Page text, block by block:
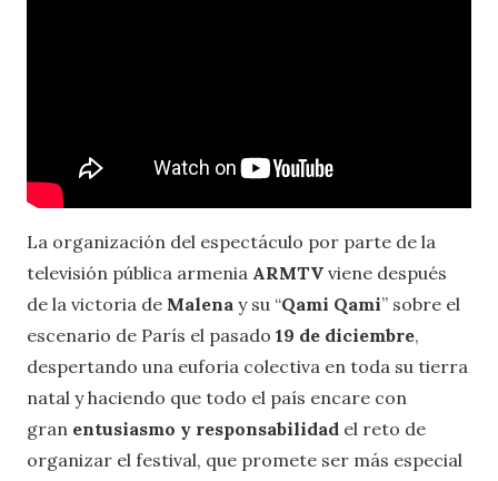
La organización del espectáculo por parte de la
televisión pública armenia ARMTV viene después
de la victoria de Malena y su “Qami Qami” sobre el
escenario de París el pasado 19 de diciembre,
despertando una euforia colectiva en toda su tierra
natal y haciendo que todo el país encare con
gran entusiasmo y responsabilidad el reto de
organizar el festival, que promete ser más especial